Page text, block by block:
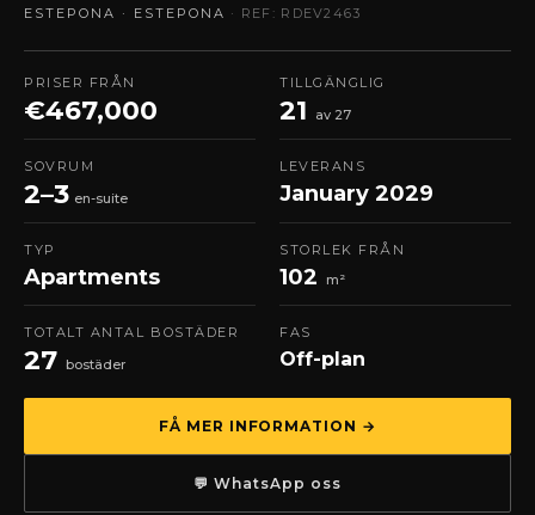
ESTEPONA · ESTEPONA · REF: RDEV2463
PRISER FRÅN
€467,000
TILLGÄNGLIG
21 av 27
SOVRUM
2–3 en-suite
LEVERANS
January 2029
TYP
Apartments
STORLEK FRÅN
102 m²
TOTALT ANTAL BOSTÄDER
27 bostäder
FAS
Off-plan
FÅ MER INFORMATION →
💬 WhatsApp oss